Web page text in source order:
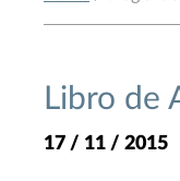
Libro de
17 / 11 / 2015